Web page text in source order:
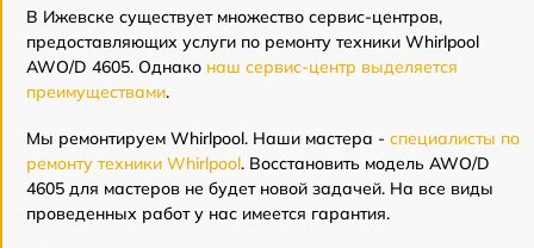
В Ижевске существует множество сервис-центров,
предоставляющих услуги по ремонту техники Whirlpool
AWO/D 4605. Однако наш сервис-центр выделяется
преимуществами.
Мы ремонтируем Whirlpool. Наши мастера - специалисты по
ремонту техники Whirlpool. Восстановить модель AWO/D
4605 для мастеров не будет новой задачей. На все виды
проведенных работ у нас имеется гарантия.